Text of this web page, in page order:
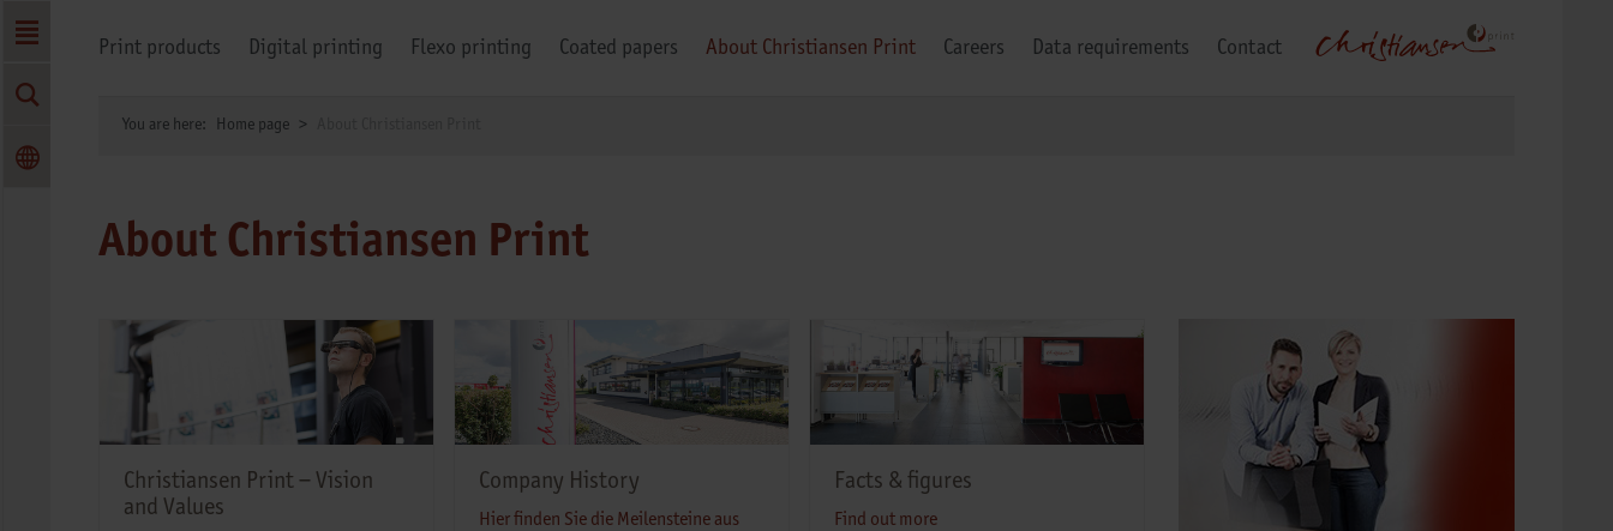
Print products Digital printing Flexo printing Coated papers About Christiansen Print Careers Data requirements Contact
You are here: Home page
About Christiansen Print
Christiansen Print − Vision
and Values
Company History
Hier finden Sie die Meilensteine aus
Facts & figures
Find out more